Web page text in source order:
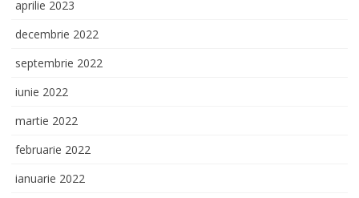
aprilie 2023
decembrie 2022
septembrie 2022
iunie 2022
martie 2022
februarie 2022
ianuarie 2022